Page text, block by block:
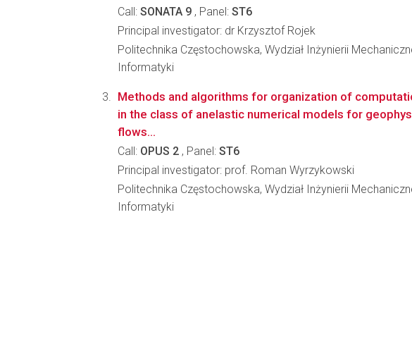
Call: SONATA 9 , Panel: ST6
Principal investigator: dr Krzysztof Rojek
Politechnika Częstochowska, Wydział Inżynierii
Informatyki
Methods and algorithms for organization of
in the class of anelastic numerical models for
flows...
Call: OPUS 2 , Panel: ST6
Principal investigator: prof. Roman Wyrzykowski
Politechnika Częstochowska, Wydział Inżynierii
Informatyki